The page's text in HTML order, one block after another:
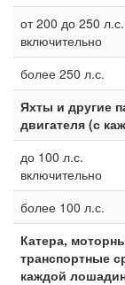
от 200 до 250 л.с.
включительно
более 250 л.с.
Яхты и другие
двигателя (с
до 100 л.с.
включительно
более 100 л.с.
Катера,
транспортные
каждой